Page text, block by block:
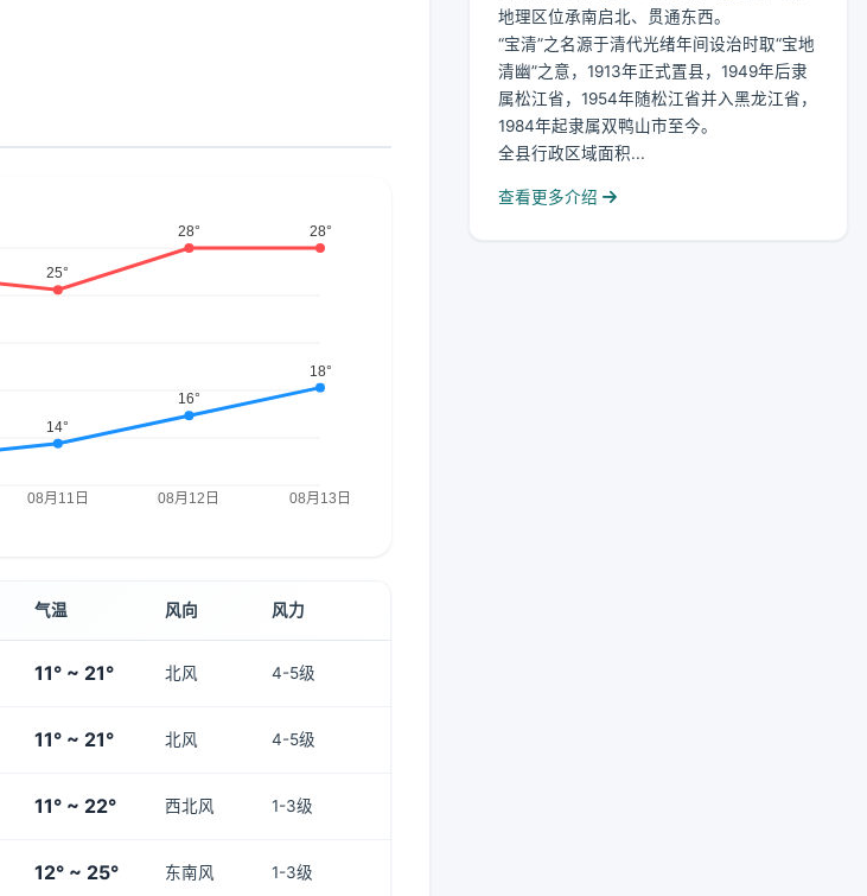
气温 风向 风力
11° ~ 21° 北风 4-5级
11° ~ 21° 北风 4-5级
11° ~ 22° 西北风 1-3级
12° ~ 25° 东南风 1-3级
地理区位承南启北、贯通东西。
“宝清”之名源于清代光绪年间设治时取“宝地
清幽”之意，1913年正式置县，1949年后隶
属松江省，1954年随松江省并入黑龙江省，
1984年起隶属双鸭山市至今。
全县行政区域面积...
查看更多介绍